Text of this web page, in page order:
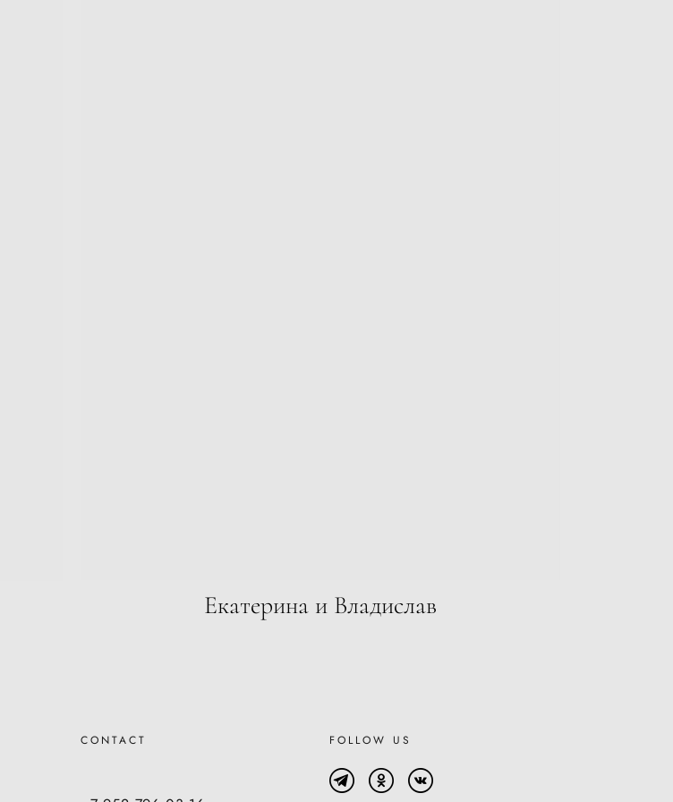
Екатерина и Владислав
CONTACT FOLLOW US